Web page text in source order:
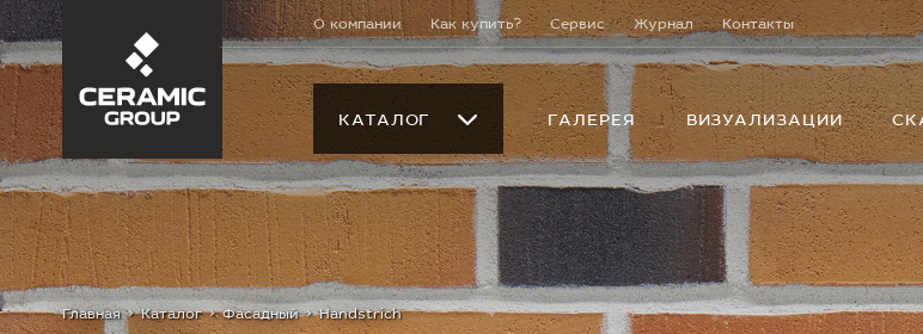
О компании Как купить? Сервис Журнал Контакты
КАТАЛОГ ГАЛЕРЕЯ ВИЗУАЛИЗАЦИИ
Главная Каталог Фасадный Handstrich